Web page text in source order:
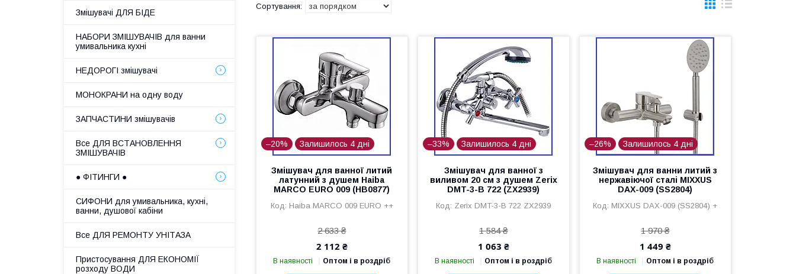
–20% Залишилось 4 дні
Змішувач для ванної литий
латунний з душем Haiba
MARCO EURO 009 (HB0877)
Haiba MARCO 009 EURO ++
2 633 ₴
2 112 ₴
В наявності Оптом і в роздріб
–33% Залишилось 4 дні
Змішувач для ванної з
виливом 20 см з душем Zerix
DMT-3-B 722 (ZX2939)
Zerix DMT-3-B 722 ZX2939
1 584 ₴
1 063 ₴
В наявності Оптом і в роздріб
–26% Залишилось 4 дні
Змішувач для ванни литий з
нержавіючої сталі MIXXUS
DAX-009 (SS2804)
MIXXUS DAX-009 (SS2804) +
1 970 ₴
1 449 ₴
В наявності Оптом і в роздріб
Змішувачі ДЛЯ БІДЕ
НАБОРИ ЗМІШУВАЧІВ для ванни
умивальника кухні
НЕДОРОГІ змішувачі
МОНОКРАНИ на одну воду
ЗАПЧАСТИНИ змішувачів
Все ДЛЯ ВСТАНОВЛЕННЯ
ЗМІШУВАЧІВ
● ФІТИНГИ ●
СИФОНИ для умивальника, кухні,
ванни, душової кабіни
Все ДЛЯ РЕМОНТУ УНІТАЗА
Пристосування ДЛЯ ЕКОНОМІЇ
розходу ВОДИ